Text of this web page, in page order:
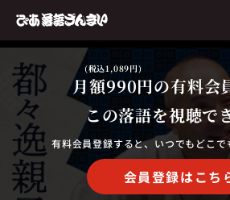
月額990円
(税込1,089円)
の有料会
この落語を視聴で
有料会員登録すると、いつでもどこで
会員登録はこち